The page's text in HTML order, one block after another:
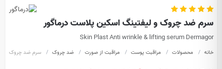
سرم ضد چروک و لیفتینگ اسکین پلاست درماگور
Skin Plast Anti wrinkle & lifting serum Dermagor
خانه محصولات مراقبت پوست مراقبت از صورت ضد چروک سرم ضد چروک و